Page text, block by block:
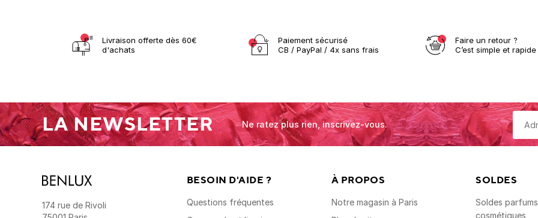
Livraison offerte dès 60€
d'achats
Paiement sécurisé
CB / PayPal / 4x sans frais
Faire un retour ?
C’est simple et rapide
LA NEWSLETTER Ne ratez plus rien, inscrivez-vous.
174 rue de Rivoli
BESOIN D'AIDE ?
Questions fréquentes
À PROPOS
Notre magasin à Paris
SOLDES
Soldes
cosmétiques